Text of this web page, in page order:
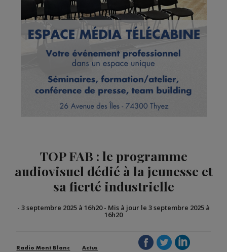
TOP FAB : le programme
audiovisuel dédié à la jeunesse et
sa fierté industrielle
- 3 septembre 2025 à 16h20- Mis à jour le 3 septembre 2025 à
16h20
Radio Mont Blanc Actus